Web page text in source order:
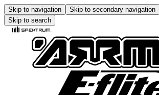
Skip to navigation Skip to secondary navigation
Skip to search